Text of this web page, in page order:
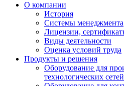
О компании
История
Системы менеджмента
Лицензии,
Виды деятельности
Оценка условий труда
Продукты и решения
Оборудование для
технологических